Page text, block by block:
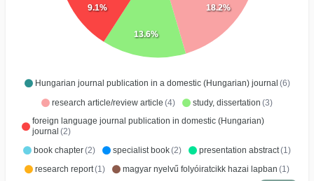
Hungarian journal publication in a domestic (Hungarian) journal (6)
research article/review article (4) study, dissertation (3)
foreign language journal publication in domestic (Hungarian)
journal (2)
book chapter(2) specialist book(2) presentation abstract(1)
research report(1) magyar nyelvű folyóiratcikk hazai lapban (1)
18.2%
13.6%
9.1%